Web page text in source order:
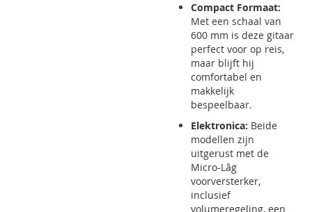
Compact Formaat:
Met een schaal van
600 mm is deze gitaar
perfect voor op reis,
maar blijft hij
comfortabel en
makkelijk
bespeelbaar.
Elektronica: Beide
modellen zijn
uitgerust met de
Micro-Lâg
voorversterker,
inclusief
volumeregeling, een